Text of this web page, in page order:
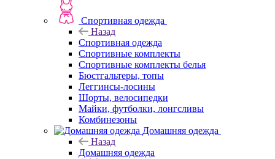
Спортивная одежда
Назад
Спортивная одежда
Спортивные комплекты
Спортивные комплекты белья
Бюстгальтеры, топы
Леггинсы-лосины
Шорты, велосипедки
Майки, футболки, лонгсливы
Комбинезоны
Домашняя одежда
Назад
Домашняя одежда